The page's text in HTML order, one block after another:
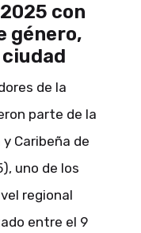
con
género,
de la
parte de la
Caribeña de
uno de los
regional
entre el 9